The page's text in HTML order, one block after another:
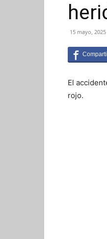
15 mayo, 2025
El
rojo.